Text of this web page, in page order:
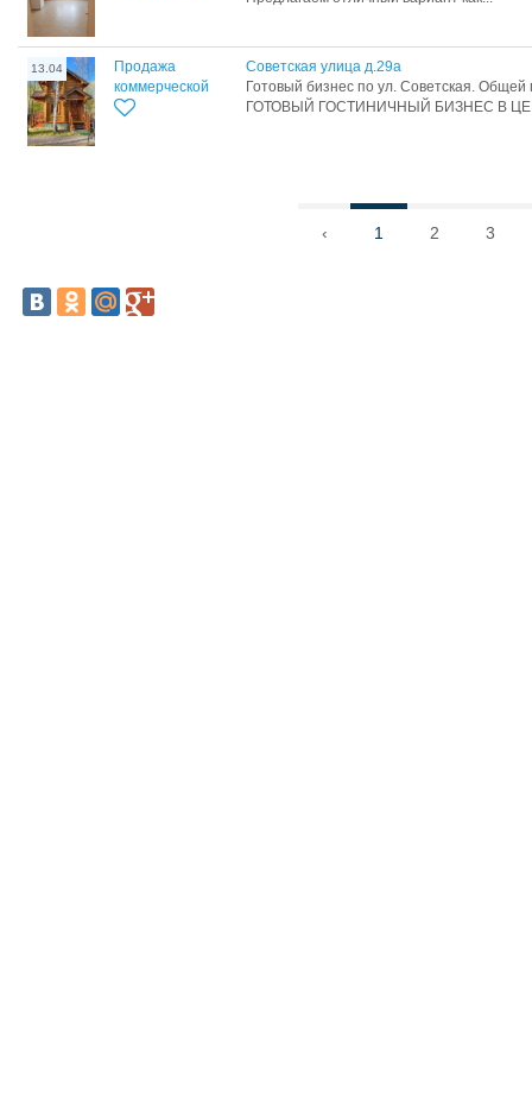
13.04
Продажа
коммерческой
Советская улица д.29а
Готовый бизнес по ул. Советская.
ГОТОВЫЙ ГОСТИНИЧНЫЙ БИЗНЕС В
‹ 1 2 3